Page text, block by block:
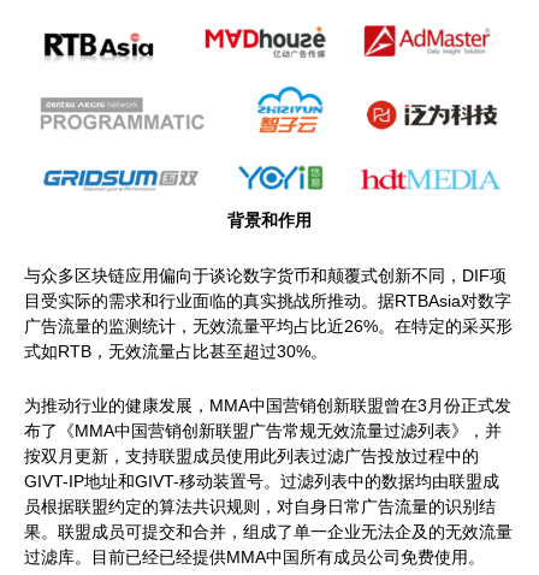
背景和作用
与众多区块链应用偏向于谈论数字货币和颠覆式创新不同，DIF项
目受实际的需求和行业面临的真实挑战所推动。据RTBAsia对数字
广告流量的监测统计，无效流量平均占比近26%。在特定的采买形
式如RTB，无效流量占比甚至超过30%。
为推动行业的健康发展，MMA中国营销创新联盟曾在3月份正式发
布了《MMA中国营销创新联盟广告常规无效流量过滤列表》，并
按双月更新，支持联盟成员使用此列表过滤广告投放过程中的
GIVT-IP地址和GIVT-移动装置号。过滤列表中的数据均由联盟成
员根据联盟约定的算法共识规则，对自身日常广告流量的识别结
果。联盟成员可提交和合并，组成了单一企业无法企及的无效流量
过滤库。目前已经已经提供MMA中国所有成员公司免费使用。